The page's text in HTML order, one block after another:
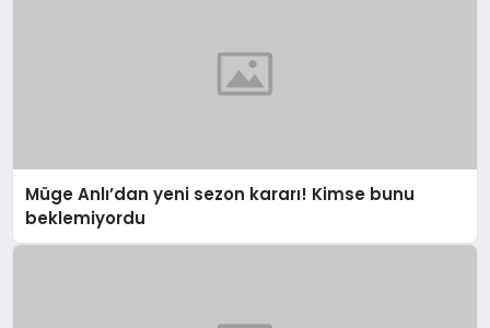
Müge Anlı’dan yeni sezon kararı! Kimse bunu
beklemiyordu